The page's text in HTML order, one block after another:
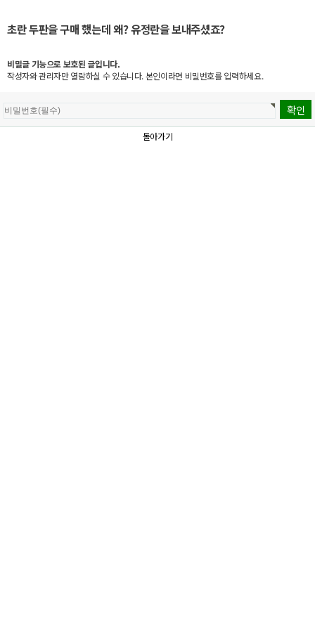
초란 두판을 구매 했는데 왜? 유정란을 보내주셨죠?
비밀글 기능으로 보호된 글입니다.
작성자와 관리자만 열람하실 수 있습니다. 본인이라면 비밀번호를 입력하세요.
돌아가기